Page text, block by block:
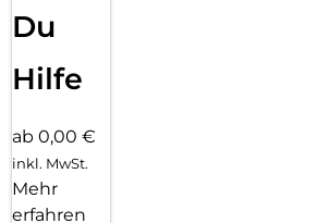
Du
Hilfe
ab 0,00 €
inkl. MwSt.
Mehr
erfahren